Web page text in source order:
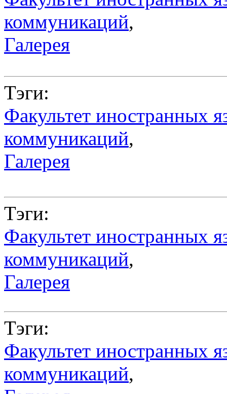
коммуникаций,
Галерея
Тэги:
Факультет иностранных
коммуникаций,
Галерея
Тэги:
Факультет иностранных
коммуникаций,
Галерея
Тэги:
Факультет иностранных
коммуникаций,